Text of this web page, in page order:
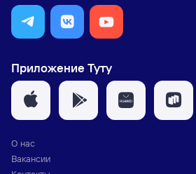
Приложение Туту
О нас
Вакансии